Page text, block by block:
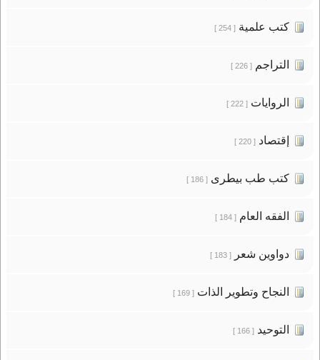
كتب علمية[ 254 ]
التراجم[ 226 ]
الروايات[ 222 ]
إقتصاد[ 220 ]
كتب طب بيطرى[ 186 ]
الفقه العام[ 184 ]
دواوين شعر[ 183 ]
النجاح وتطوير الذات[ 169 ]
التوحيد[ 166 ]